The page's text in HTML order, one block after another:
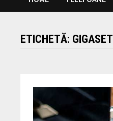
ETICHETĂ: GIGASET